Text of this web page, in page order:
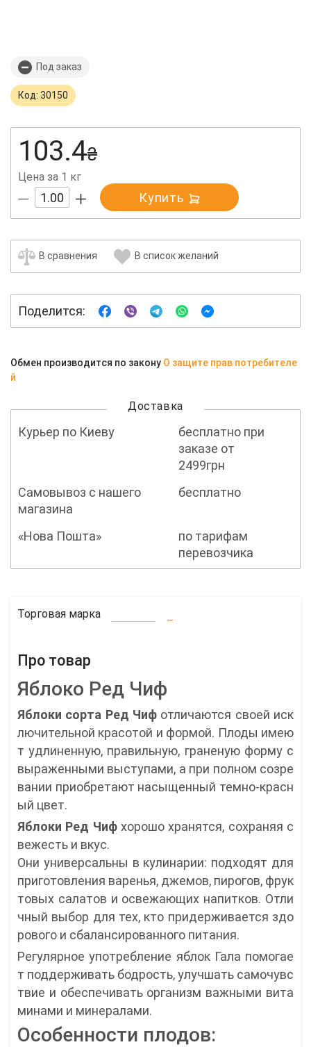
Под заказ
Код: 30150
103.4₴
Цена за 1 кг
Купить
В сравнения В список желаний
Поделится:
Обмен производится по закону О защите прав потребителе
й
Доставка
Курьер по Киеву
бесплатно при
заказе от
2499грн
Самовывоз с нашего
магазина
бесплатно
«Нова Пошта»
по тарифам
перевозчика
Торговая марка
Про товар
Яблоко Ред Чиф
Яблоки сорта Ред Чиф отличаются своей иск
лючительной красотой и формой. Плоды имею
т удлиненную, правильную, граненую форму с
выраженными выступами, а при полном созре
вании приобретают насыщенный темно-красн
ый цвет.
Яблоки Ред Чифхорошо хранятся, сохраняя с
вежесть и вкус.
Они универсальны в кулинарии: подходят для
приготовления варенья, джемов, пирогов, фрук
товых салатов и освежающих напитков. Отли
чный выбор для тех, кто придерживается здо
рового и сбалансированного питания.
Регулярное употребление яблок Гала помогае
т поддерживать бодрость, улучшать самочувс
твие и обеспечивать организм важными вита
минами и минералами.
Особенности плодов: